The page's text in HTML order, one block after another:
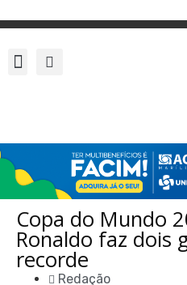
Copa do Mundo
Ronaldo faz dois
recorde
Redação